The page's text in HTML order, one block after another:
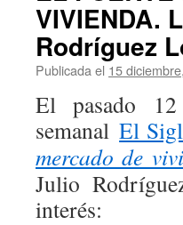
VIVIENDA.
Rodríguez
Publicada el 15
El pasado
semanalEl
mercado de
Julio
interés: